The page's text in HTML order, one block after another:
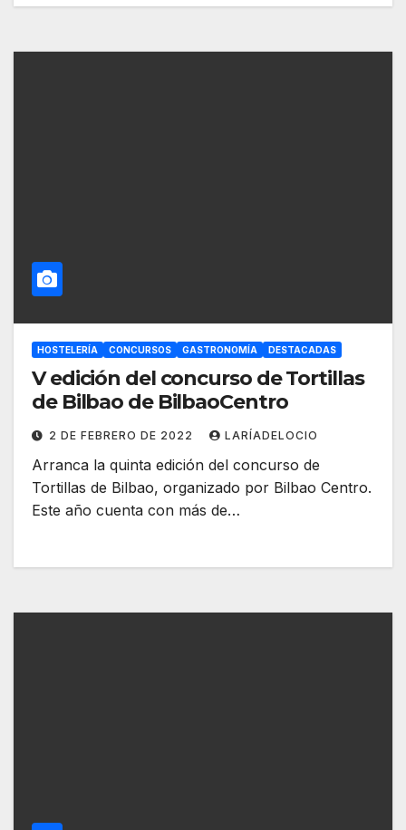
HOSTELERÍA CONCURSOS GASTRONOMÍA DESTACADAS
V edición del concurso de Tortillas
de Bilbao de BilbaoCentro
2 DE FEBRERO DE 2022 LARÍADELOCIO
Arranca la quinta edición del concurso de
Tortillas de Bilbao, organizado por Bilbao Centro.
Este año cuenta con más de…